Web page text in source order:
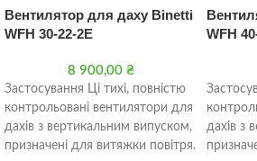
Вентилятор для даху Binetti
WFH 30-22-2E
8 900,00 ₴
Застосування Ці тихі, повністю
контрольовані вентилятори для
дахів з вертикальним випуском,
призначені для витяжки повітря.
WFH
дахів з